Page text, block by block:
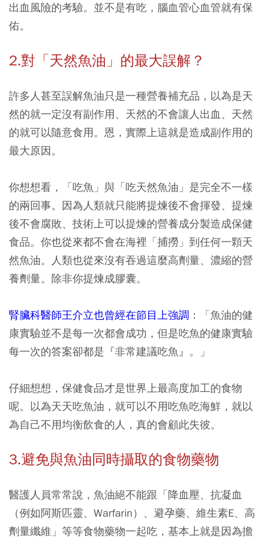
出血風險的考驗。並不是有吃，腦血管心血管就有保
佑。
2.對「天然魚油」的最大誤解？
許多人甚至誤解魚油只是一種營養補充品，以為是天
然的就一定沒有副作用、天然的不會讓人出血、天然
的就可以隨意食用。恩，實際上這就是造成副作用的
最大原因。
你想想看，「吃魚」與「吃天然魚油」是完全不一樣
的兩回事。因為人類就只能將提煉後不會揮發、提煉
後不會腐敗、技術上可以提煉的營養成分製造成保健
食品。你也從來都不會在海裡「捕撈」到任何一顆天
然魚油。
人類也從來沒有吞過這麼高劑量、濃縮的營
養劑量。 除非你提煉成膠囊。
腎臟科醫師王介立也曾經在節目上強調 ：「魚油的健
康實驗並不是每一次都會成功，但是吃魚的健康實驗
每一次的答案卻都是『非常建議吃魚』。」
仔細想想，保健食品才是世界上最高度加工的食物
呢。以為天天吃魚油，就可以不用吃魚吃海鮮，就以
為自己不用均衡飲食的人，真的會顧此失彼。
3.避免與魚油同時攝取的食物藥物
醫護人員常常說，魚油絕不能跟「降血壓、抗凝血
（例如阿斯匹靈、Warfarin）、避孕藥、維生素E、高
劑量纖維」等等食物藥物一起吃，基本上就是因為擔